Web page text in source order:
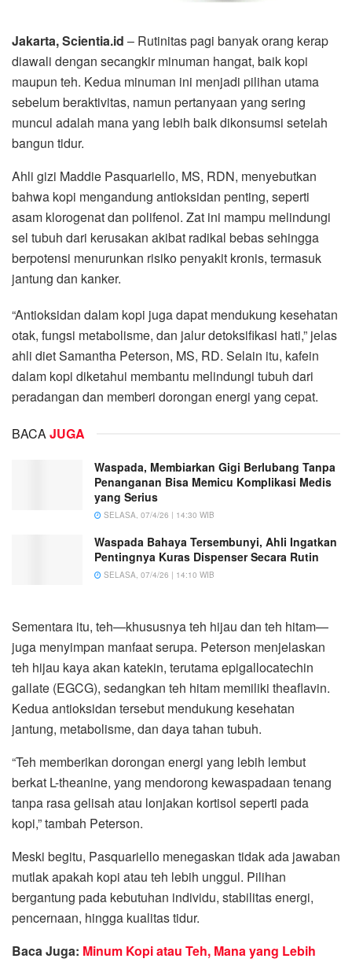
Jakarta, Scientia.id – Rutinitas pagi banyak orang kerap
diawali dengan secangkir minuman hangat, baik kopi
maupun teh. Kedua minuman ini menjadi pilihan utama
sebelum beraktivitas, namun pertanyaan yang sering
muncul adalah mana yang lebih baik dikonsumsi setelah
bangun tidur.
Ahli gizi Maddie Pasquariello, MS, RDN, menyebutkan
bahwa kopi mengandung antioksidan penting, seperti
asam klorogenat dan polifenol. Zat ini mampu melindungi
sel tubuh dari kerusakan akibat radikal bebas sehingga
berpotensi menurunkan risiko penyakit kronis, termasuk
jantung dan kanker.
“Antioksidan dalam kopi juga dapat mendukung kesehatan
otak, fungsi metabolisme, dan jalur detoksifikasi hati,” jelas
ahli diet Samantha Peterson, MS, RD. Selain itu, kafein
dalam kopi diketahui membantu melindungi tubuh dari
peradangan dan memberi dorongan energi yang cepat.
BACAJUGA
Waspada, Membiarkan Gigi Berlubang Tanpa
Penanganan Bisa Memicu Komplikasi Medis
yang Serius
SELASA, 07/4/26 | 14:30 WIB
Waspada Bahaya Tersembunyi, Ahli Ingatkan
Pentingnya Kuras Dispenser Secara Rutin
SELASA, 07/4/26 | 14:10 WIB
Sementara itu, teh—khususnya teh hijau dan teh hitam—
juga menyimpan manfaat serupa. Peterson menjelaskan
teh hijau kaya akan katekin, terutama epigallocatechin
gallate (EGCG), sedangkan teh hitam memiliki theaflavin.
Kedua antioksidan tersebut mendukung kesehatan
jantung, metabolisme, dan daya tahan tubuh.
“Teh memberikan dorongan energi yang lebih lembut
berkat L-theanine, yang mendorong kewaspadaan tenang
tanpa rasa gelisah atau lonjakan kortisol seperti pada
kopi,” tambah Peterson.
Meski begitu, Pasquariello menegaskan tidak ada jawaban
mutlak apakah kopi atau teh lebih unggul. Pilihan
bergantung pada kebutuhan individu, stabilitas energi,
pencernaan, hingga kualitas tidur.
Baca Juga: Minum Kopi atau Teh, Mana yang Lebih